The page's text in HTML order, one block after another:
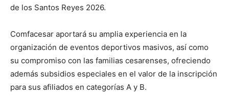
de los Santos Reyes 2026.
Comfacesar aportará su amplia experiencia en la
organización de eventos deportivos masivos, así como
su compromiso con las familias cesarenses, ofreciendo
además subsidios especiales en el valor de la inscripción
para sus afiliados en categorías A y B.